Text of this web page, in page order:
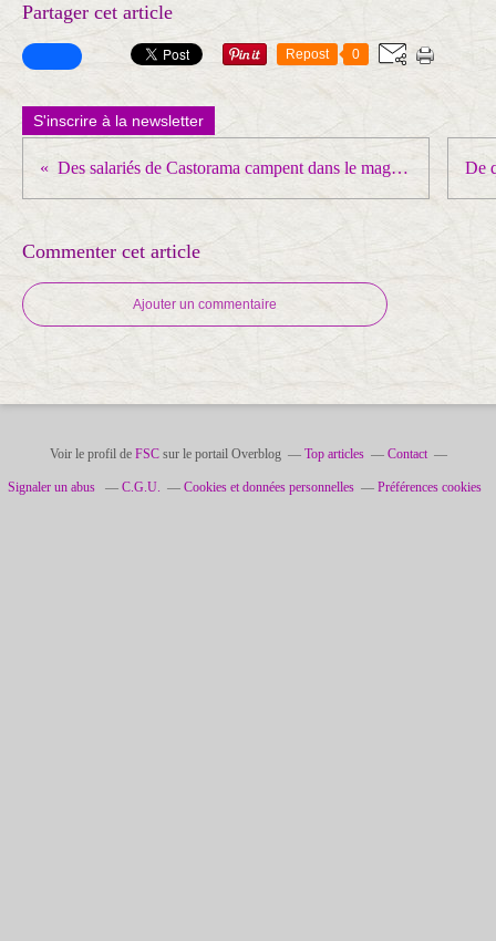
Partager cet article
Repost 0
S'inscrire à la newsletter
Des salariés de Castorama campent dans le magasin de Lampertheim pour réclamer une hausse des salaires
Commenter cet article
Ajouter un commentaire
Voir le profil de FSCsur le portail Overblog Top articles Contact
Signaler un abus C.G.U. Cookies et données personnelles Préférences cookies